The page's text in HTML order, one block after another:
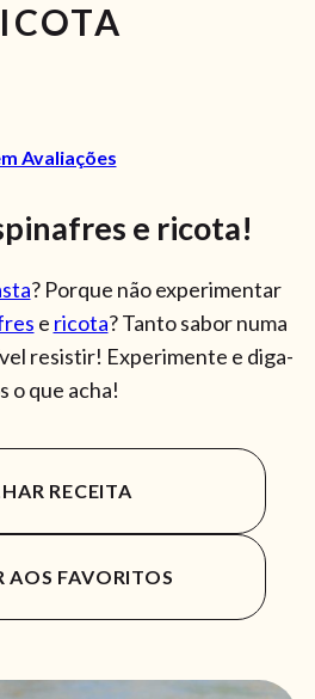
Avaliações
e ricota!
? Porque não experimentar
e ricota?Tanto sabor numa
resistir! Experimente e diga-
o que acha!
RECEITA
AOS FAVORITOS